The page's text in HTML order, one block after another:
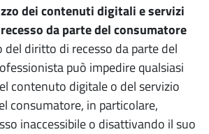
dei contenuti digitali e servizi
da parte del consumatore
del diritto di recesso da parte del
può impedire qualsiasi
contenuto digitale o del servizio
consumatore, in particolare,
inaccessibile o disattivando il suo